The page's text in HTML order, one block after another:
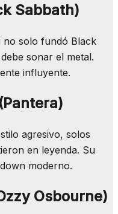
Sabbath)
no solo fundó Black
sonar el metal.
influyente.
agresivo, solos
en leyenda. Su
moderno.
Osbourne)